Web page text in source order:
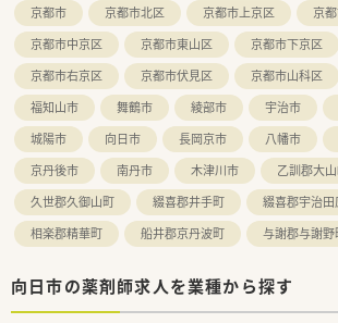
京都市 京都市北区 京都市上京区
京
京都市中京区
京都市東山区 京都市下京区
京都市右京区
京都市伏見区 京都市山科区
福知山市
舞鶴市 綾部市 宇治市
城陽市
向日市 長岡京市 八幡市
京丹後市
南丹市 木津川市
乙訓郡大
久世郡久御山町
綴喜郡井手町
綴喜郡宇治田
相楽郡精華町
船井郡京丹波町 与謝郡与謝野
向日市の薬剤師求人を業種から探す